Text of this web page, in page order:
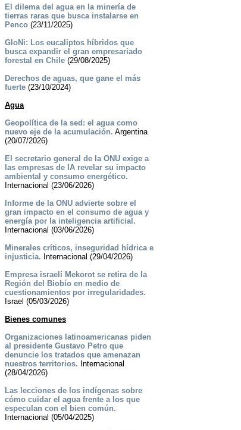
El dilema del agua en la minería de
tierras raras que busca instalarse en
Penco(23/11/2025)
GloNi: Los eucaliptos híbridos que
busca expandir el gran empresariado
forestal en Chile(29/08/2025)
Derechos de aguas, que gane el más
fuerte(23/10/2024)
Agua
Geopolítica de la sed: el agua como
nuevo eje de la acumulación. Argentina
(20/07/2026)
El secretario general de la ONU exige a
las empresas de IA revelar su impacto
ambiental y consumo energético.
Internacional (23/06/2026)
Informe de la ONU advierte sobre el
gran impacto en el consumo de agua y
energía por la inteligencia artificial.
Internacional (03/06/2026)
Minerales críticos, inseguridad hídrica e
injusticia. Internacional (29/04/2026)
Empresa israelí Mekorot se retira de la
Región del Biobío en medio de
cuestionamientos por irregularidades.
Israel (05/03/2026)
Bienes comunes
Organizaciones latinoamericanas piden
al presidente Gustavo Petro que
denuncie los tratados que amenazan
nuestros territorios. Internacional
(28/04/2026)
Las lecciones de los indígenas sobre
cómo cuidar el agua frente a los que
especulan con el bien común.
Internacional (05/04/2025)